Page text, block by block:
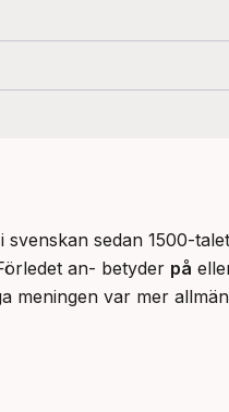
svenskan sedan 1500-
an- betyder på
meningen var mer